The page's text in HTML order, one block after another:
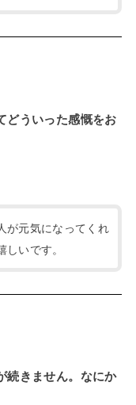
どういった感慨をお
が元気になってくれ
いです。
続きません。なにか